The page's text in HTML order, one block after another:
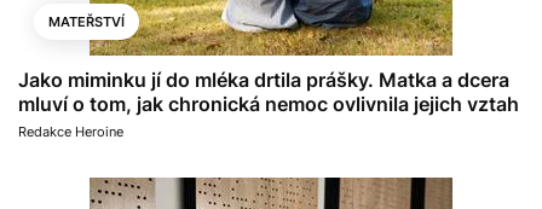
MATEŘSTVÍ
Jako miminku jí do mléka drtila prášky. Matka a dcera
mluví o tom, jak chronická nemoc ovlivnila jejich vztah
Redakce Heroine